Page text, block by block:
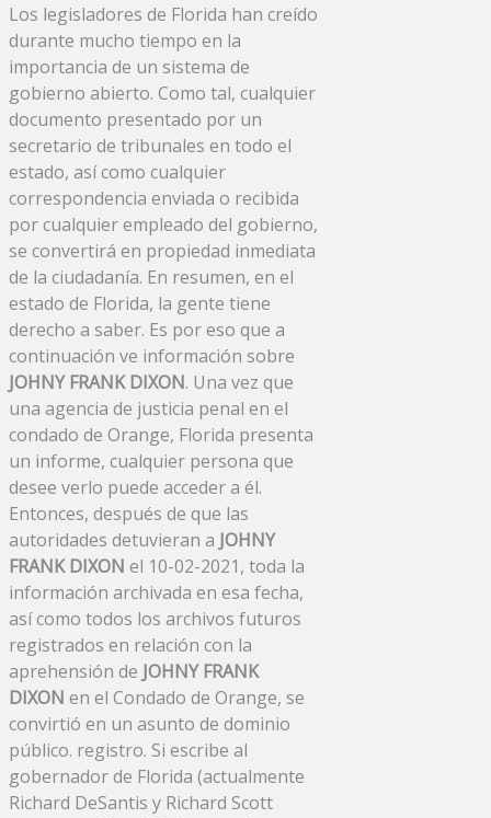
Los legisladores de Florida han creído
durante mucho tiempo en la
importancia de un sistema de
gobierno abierto. Como tal, cualquier
documento presentado por un
secretario de tribunales en todo el
estado, así como cualquier
correspondencia enviada o recibida
por cualquier empleado del gobierno,
se convertirá en propiedad inmediata
de la ciudadanía. En resumen, en el
estado de Florida, la gente tiene
derecho a saber. Es por eso que a
continuación ve información sobre
JOHNY FRANK DIXON. Una vez que
una agencia de justicia penal en el
condado de Orange, Florida presenta
un informe, cualquier persona que
desee verlo puede acceder a él.
Entonces, después de que las
autoridades detuvieran a JOHNY
FRANK DIXON el 10-02-2021, toda la
información archivada en esa fecha,
así como todos los archivos futuros
registrados en relación con la
aprehensión de JOHNY FRANK
DIXON en el Condado de Orange, se
convirtió en un asunto de dominio
público. registro. Si escribe al
gobernador de Florida (actualmente
Richard DeSantis y Richard Scott